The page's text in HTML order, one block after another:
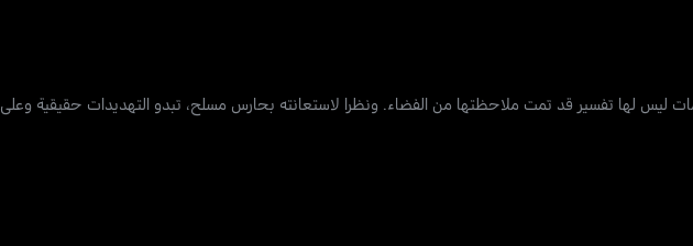
ليس لها تفسير قد تمت ملاحظتها من الفضاء. ونظرا لاستعانته بحارس مسلح، تبدو التهديدات حقيقية وعلى